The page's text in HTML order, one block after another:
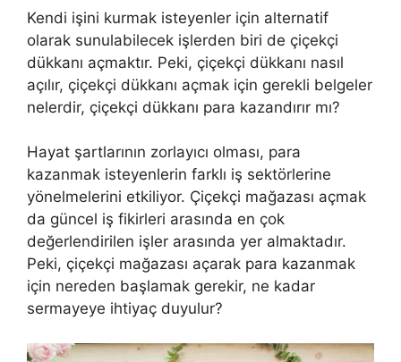
Kendi işini kurmak isteyenler için alternatif
olarak sunulabilecek işlerden biri de çiçekçi
dükkanı açmaktır. Peki, çiçekçi dükkanı nasıl
açılır, çiçekçi dükkanı açmak için gerekli belgeler
nelerdir, çiçekçi dükkanı para kazandırır mı?
Hayat şartlarının zorlayıcı olması, para
kazanmak isteyenlerin farklı iş sektörlerine
yönelmelerini etkiliyor. Çiçekçi mağazası açmak
da güncel iş fikirleri arasında en çok
değerlendirilen işler arasında yer almaktadır.
Peki, çiçekçi mağazası açarak para kazanmak
için nereden başlamak gerekir, ne kadar
sermayeye ihtiyaç duyulur?